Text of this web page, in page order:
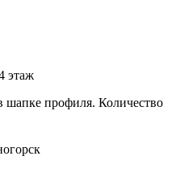
этаж
шапке профиля. Количество